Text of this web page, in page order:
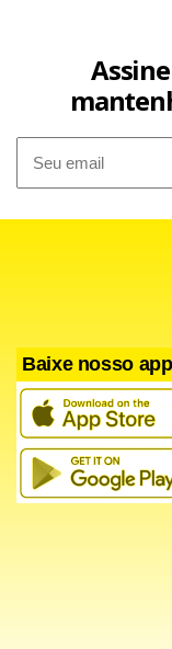
Baixe nosso app